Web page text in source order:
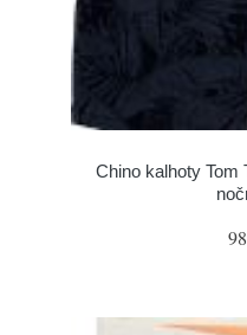
Chino kalhoty Tom